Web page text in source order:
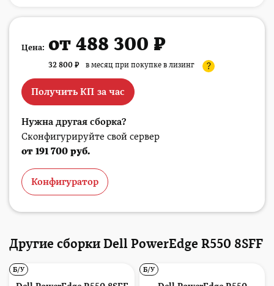
Цена: от 488 300 ₽
32 800 ₽ в месяц при покупке в лизинг ?
Получить КП за час
Нужна другая сборка?
Сконфигурируйте свой сервер
от 191 700 руб.
Конфигуратор
Другие сборки Dell PowerEdge R550 8SFF
Б/У Б/У